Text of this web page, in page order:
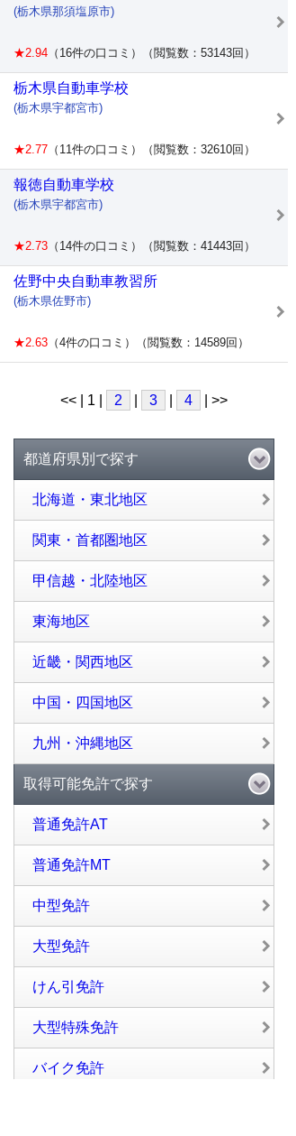
(栃木県那須塩原市)
★2.94 （16件の口コミ）（閲覧数：53143回）
栃木県自動車学校
(栃木県宇都宮市)
★2.77 （11件の口コミ）（閲覧数：32610回）
報徳自動車学校
(栃木県宇都宮市)
★2.73 （14件の口コミ）（閲覧数：41443回）
佐野中央自動車教習所
(栃木県佐野市)
★2.63 （4件の口コミ）（閲覧数：14589回）
<< | 1 | 2 3 4 | >>
都道府県別で探す
北海道・東北地区
関東・首都圏地区
甲信越・北陸地区
東海地区
近畿・関西地区
中国・四国地区
九州・沖縄地区
取得可能免許で探す
普通免許AT
普通免許MT
中型免許
大型免許
けん引免許
大型特殊免許
バイク免許